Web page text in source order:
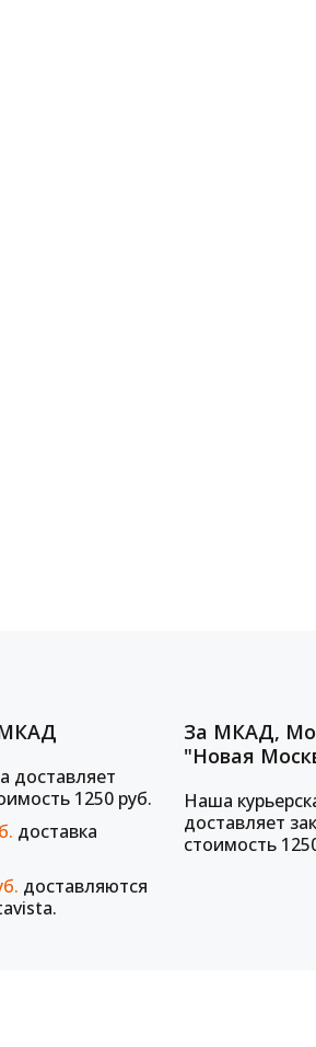
МКАД
доставляет
1250 руб.
доставка
доставляются
За МКАД,
"Новая
Наша
доставляет
стоимость